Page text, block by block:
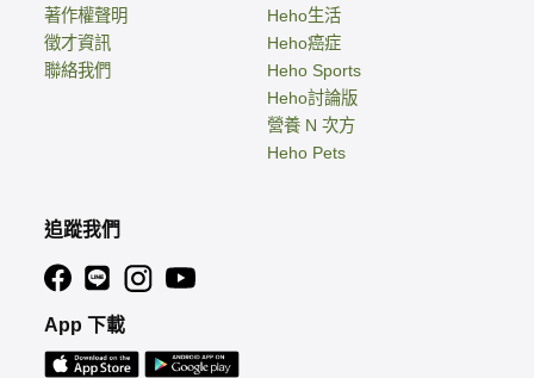
著作權聲明
徵才資訊
聯絡我們
Heho生活
Heho癌症
Heho Sports
Heho討論版
營養 N 次方
Heho Pets
追蹤我們
App 下載